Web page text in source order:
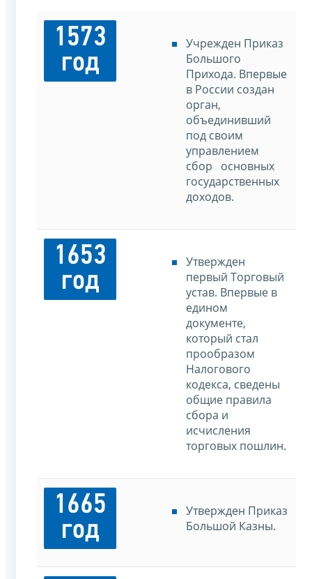
1573
год
Учрежден Приказ
Большого
Прихода. Впервые
в России создан
орган,
объединивший
под своим
управлением
сбор основных
государственных
доходов.
1653
год
Утвержден
первый Торговый
устав. Впервые в
едином
документе,
который стал
прообразом
Налогового
кодекса, сведены
общие правила
сбора и
исчисления
торговых пошлин.
1665
год
Утвержден Приказ
Большой Казны.